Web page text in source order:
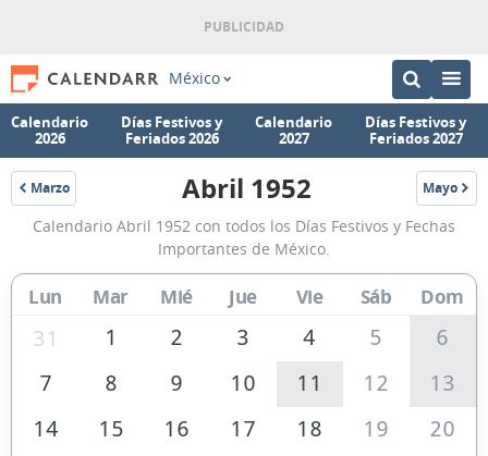
México
Calendario
2026
Días Festivos y
Feriados 2026
Calendario
2027
Días Festivos y
Feriados 2027
Marzo
1952
Calendario
Abril
1952
de
México
Abril 1952 Mayo
1952
Calendario Abril 1952 con todos los Días Festivos y Fechas
Importantes de México.
Lun Mar Mié Jue Vie Sáb Dom
31 1 2 3 4 5
6
7
8 9 10 11 12
13
14
15 16 17 18 19
20